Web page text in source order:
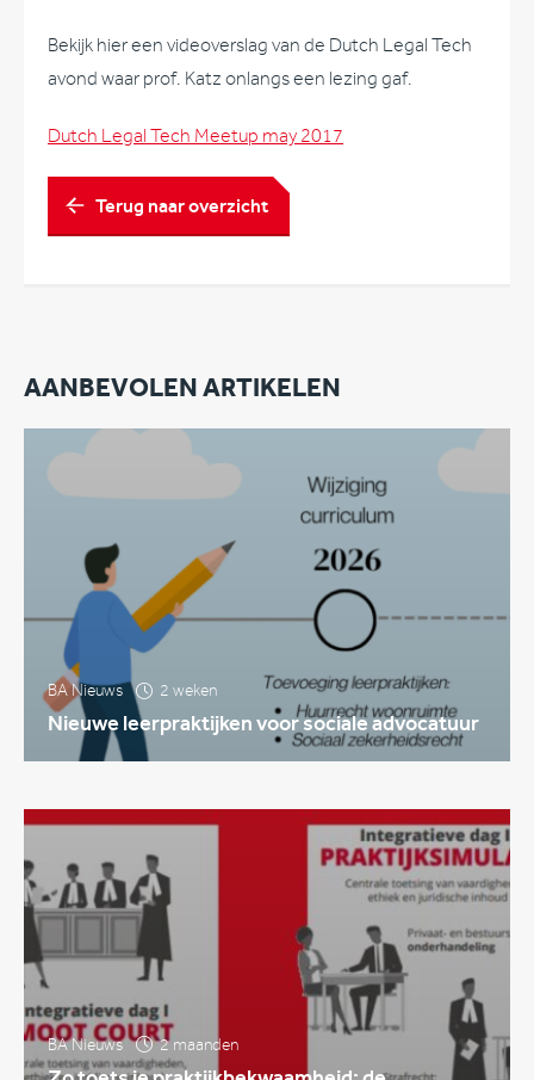
Bekijk hier een videoverslag van de Dutch Legal Tech
avond waar prof. Katz onlangs een lezing gaf.
Dutch Legal Tech Meetup may 2017
Terug naar overzicht
AANBEVOLEN ARTIKELEN
BA Nieuws 2 weken
Nieuwe leerpraktijken voor sociale advocatuur
BA Nieuws 2 maanden